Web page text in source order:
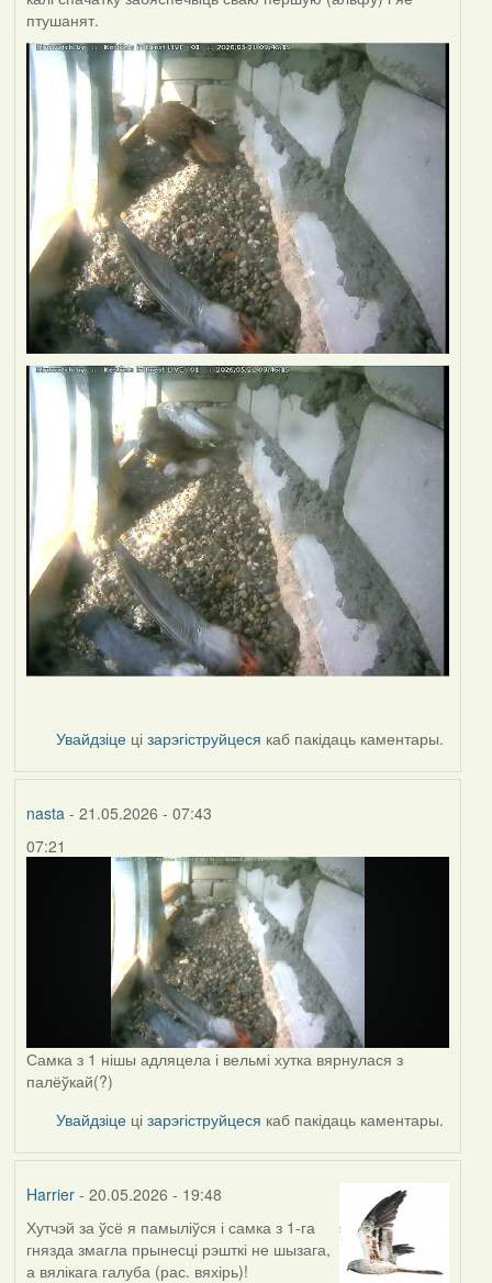
птушанят.
Увайдзіце цізарэгіструйцеся каб пакідаць каментары.
nasta- 21.05.2026 - 07:43
07:21
Самка з 1 нішы адляцела і вельмі хутка вярнулася з
палёўкай(?)
Увайдзіце цізарэгіструйцеся каб пакідаць каментары.
Harrier- 20.05.2026 - 19:48
Хутчэй за ўсё я памыліўся і самка з 1-га
гнязда змагла прынесці рэшткі не шызага,
а вялікага галуба (рас. вяхірь)!